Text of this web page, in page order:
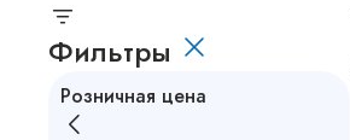
Фильтры
Розничная цена